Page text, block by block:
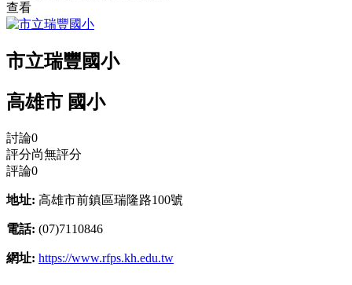
查看
市立瑞豐國小
高雄市 國小
討論0
評分尚無評分
評論0
地址: 高雄市前鎮區瑞隆路100號
電話: (07)7110846
網址: https://www.rfps.kh.edu.tw